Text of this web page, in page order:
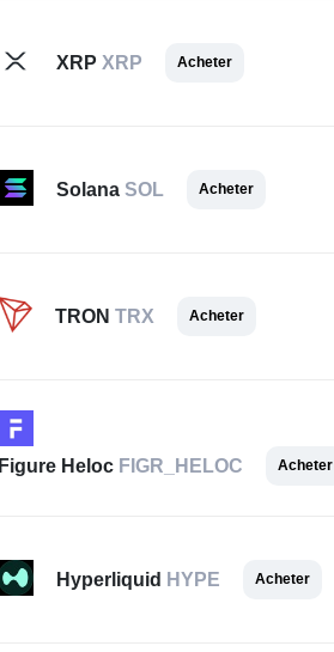
XRP XRP Acheter
Solana SOL Acheter
TRON TRX Acheter
Figure Heloc FIGR_HELOC Acheter
Hyperliquid HYPE Acheter